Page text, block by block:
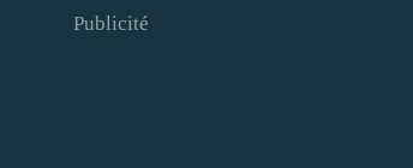
Publicité